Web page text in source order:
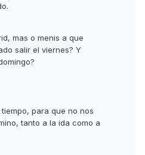
mas o menis a que
salir el viernes? Y
para que no nos
tanto a la ida como a